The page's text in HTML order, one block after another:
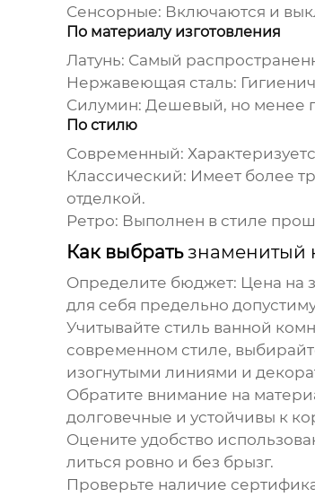
Сенсорные: Включаются и
По материалу изготовления
Латунь: Самый
Нержавеющая сталь:
Силумин: Дешевый, но менее
По стилю
Современный:
Классический: Имеет более
отделкой.
Ретро: Выполнен в стиле
Как выбратьзнаменитый
Определите бюджет: Цена на
для себя предельно
Учитывайте стиль ванной
современном стиле,
изогнутыми линиями и
Обратите внимание на
долговечные и устойчивы к
Оцените удобство
литься ровно и без брызг.
Проверьте наличие